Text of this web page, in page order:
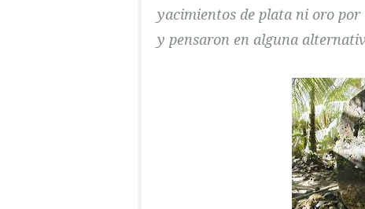
yacimientos de plata ni oro
y pensaron en alguna